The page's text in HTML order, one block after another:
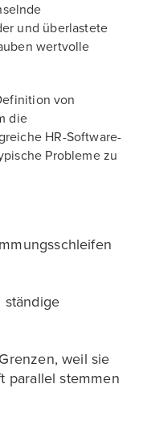
und überlastete
wertvolle
von
die
HR-Software-
Probleme zu
ständige
weil sie
parallel stemmen